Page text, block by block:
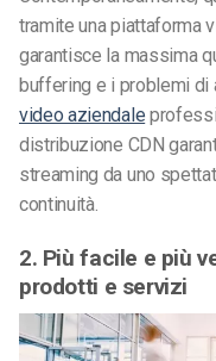
tramite una piattaforma
garantisce la massima
buffering e i problemi di
video aziendale
distribuzione CDN
streaming da uno
continuità.
2. Più facile e più
prodotti e servizi